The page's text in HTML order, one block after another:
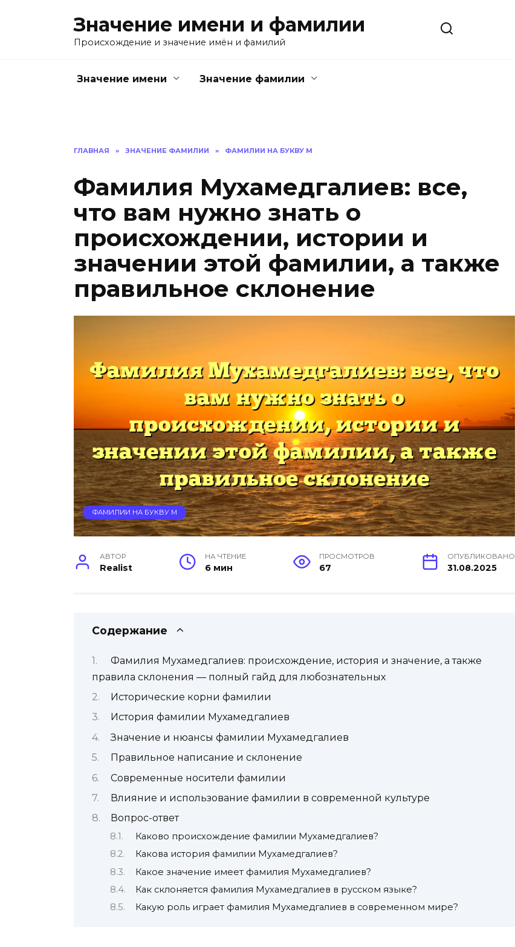
Значение имени и фамилии
Происхождение и значение имён и фамилий
Значение имени Значение фамилии
ГЛАВНАЯ » ЗНАЧЕНИЕ ФАМИЛИИ » ФАМИЛИИ НА БУКВУ М
Фамилия Мухамедгалиев: все,
что вам нужно знать о
происхождении, истории и
значении этой фамилии, а также
правильное склонение
ФАМИЛИИ НА БУКВУ М
АВТОР
Realist
НА ЧТЕНИЕ
6 мин
ПРОСМОТРОВ
67
ОПУБЛИКОВАНО
31.08.2025
Содержание
Фамилия Мухамедгалиев: происхождение, история и значение, а также
правила склонения — полный гайд для любознательных
Исторические корни фамилии
История фамилии Мухамедгалиев
Значение и нюансы фамилии Мухамедгалиев
Правильное написание и склонение
Современные носители фамилии
Влияние и использование фамилии в современной культуре
Вопрос-ответ
Каково происхождение фамилии Мухамедгалиев?
Какова история фамилии Мухамедгалиев?
Какое значение имеет фамилия Мухамедгалиев?
Как склоняется фамилия Мухамедгалиев в русском языке?
Какую роль играет фамилия Мухамедгалиев в современном мире?